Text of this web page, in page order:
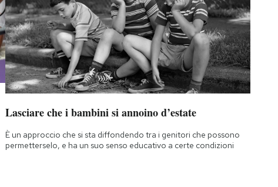
Lasciare che i bambini si annoino d’estate
È un approccio che si sta diffondendo tra i genitori che possono
permetterselo, e ha un suo senso educativo a certe condizioni